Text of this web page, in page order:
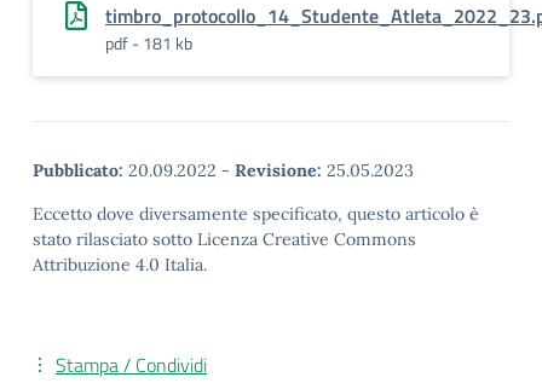
pdf - 181 kb
Pubblicato: 20.09.2022 - Revisione: 25.05.2023
Eccetto dove diversamente specificato, questo articolo è
stato rilasciato sotto Licenza Creative Commons
Attribuzione 4.0 Italia.
Stampa / Condividi